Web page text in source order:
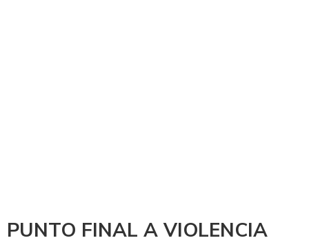
PUNTO FINAL A VIOLENCIA